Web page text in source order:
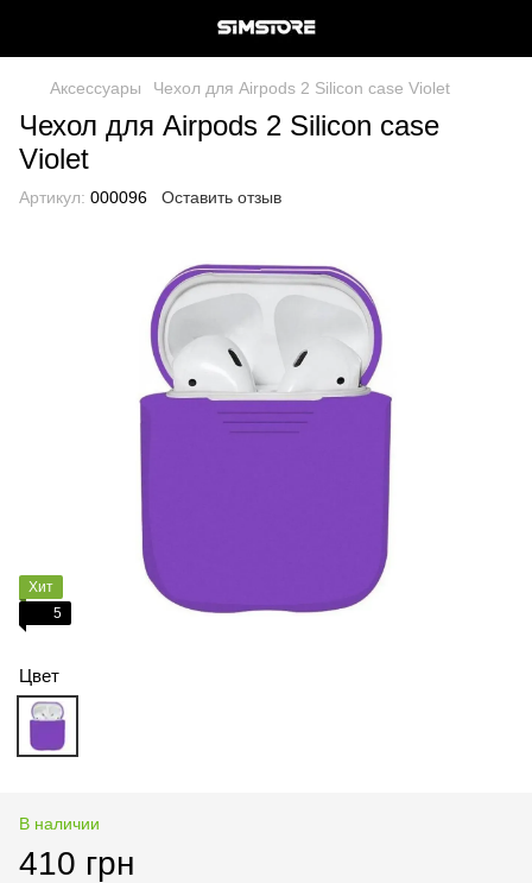
Аксессуары Чехол для Airpods 2 Silicon case Violet
Чехол для Airpods 2 Silicon case
Violet
Артикул: 000096 Оставить отзыв
Хит
5
Цвет
В наличии
410 грн